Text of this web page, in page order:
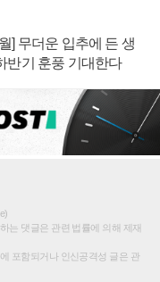
] 무더운 입추에 든 생
반기 훈풍 기대한다
는 댓글은 관련 법률에 의해 제재
포함되거나 인신공격성 글은 관